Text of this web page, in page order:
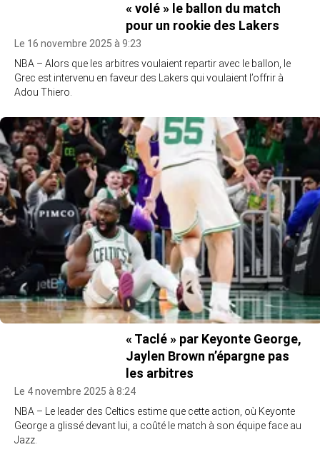
« volé » le ballon du match
pour un rookie des Lakers
Le 16 novembre 2025 à 9:23
NBA – Alors que les arbitres voulaient repartir avec le ballon, le
Grec est intervenu en faveur des Lakers qui voulaient l’offrir à
Adou Thiero.
« Taclé » par Keyonte George,
Jaylen Brown n’épargne pas
les arbitres
Le 4 novembre 2025 à 8:24
NBA – Le leader des Celtics estime que cette action, où Keyonte
George a glissé devant lui, a coûté le match à son équipe face au
Jazz.